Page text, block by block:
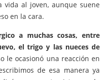
vida al joven, aunque suene
en la cara.
a muchas cosas, entre
el trigo y las nueces de
le ocasionó una reacción en
de esa manera ya